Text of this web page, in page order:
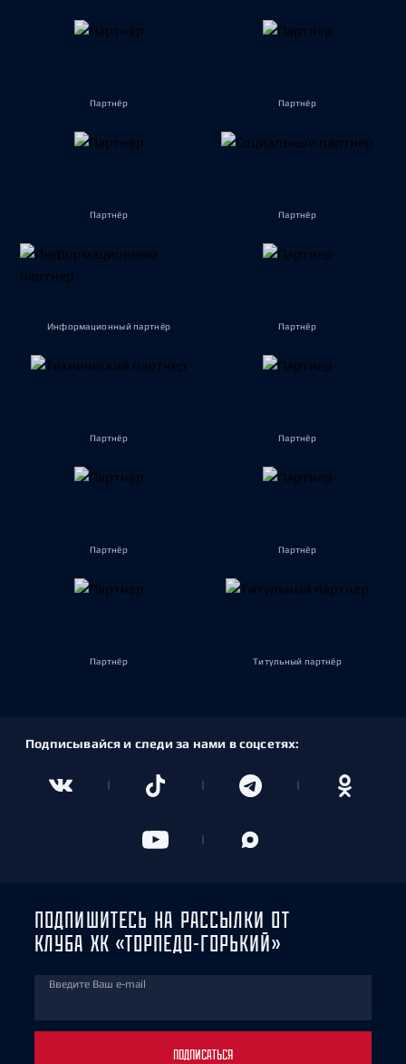
Партнёр Партнёр
Партнёр Партнёр
Информационный партнёр Партнёр
Партнёр Партнёр
Партнёр Партнёр
Партнёр Титульный партнёр
Подписывайся и следи за нами в соцсетях:
ПОДПИШИТЕСЬ НА РАССЫЛКИ ОТ
КЛУБА ХК «ТОРПЕДО-ГОРЬКИЙ»
Введите Ваш e-mail
ПОДПИСАТЬСЯ